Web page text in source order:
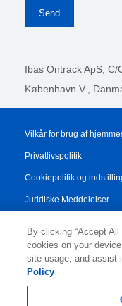
Ibas Ontrack ApS, C/
København V.,
Vilkår for brug af
Privatlivspolitik
Cookiepolitik og
Juridiske Meddelelser
Salgs- og
Authorised Partner
By clicking “Accept
cookies on your
site usage, and assist
Policy